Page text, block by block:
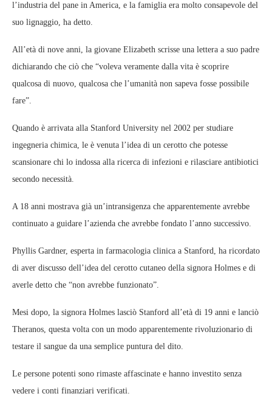
l’industria del pane in America, e la famiglia era molto consapevole del
suo lignaggio, ha detto.
All’età di nove anni, la giovane Elizabeth scrisse una lettera a suo padre
dichiarando che ciò che “voleva veramente dalla vita è scoprire
qualcosa di nuovo, qualcosa che l’umanità non sapeva fosse possibile
fare”.
Quando è arrivata alla Stanford University nel 2002 per studiare
ingegneria chimica, le è venuta l’idea di un cerotto che potesse
scansionare chi lo indossa alla ricerca di infezioni e rilasciare antibiotici
secondo necessità.
A 18 anni mostrava già un’intransigenza che apparentemente avrebbe
continuato a guidare l’azienda che avrebbe fondato l’anno successivo.
Phyllis Gardner, esperta in farmacologia clinica a Stanford, ha ricordato
di aver discusso dell’idea del cerotto cutaneo della signora Holmes e di
averle detto che “non avrebbe funzionato”.
Mesi dopo, la signora Holmes lasciò Stanford all’età di 19 anni e lanciò
Theranos, questa volta con un modo apparentemente rivoluzionario di
testare il sangue da una semplice puntura del dito.
Le persone potenti sono rimaste affascinate e hanno investito senza
vedere i conti finanziari verificati.